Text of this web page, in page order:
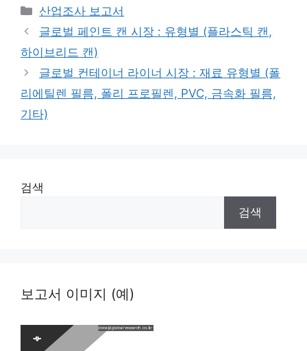
Categories
산업조사 보고서
글로벌 페인트 캔 시장 : 유형별 (플라스틱 캔,
하이브리드 캔)
글로벌 컨테이너 라이너 시장 : 재료 유형별 (폴
리에틸렌 필름, 폴리 프로필렌, PVC, 금속화 필름,
기타)
검색
검색
보고서 이미지 (예)